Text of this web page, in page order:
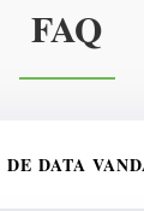
FAQ
DATA